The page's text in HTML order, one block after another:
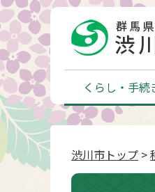
くらし・手続
渋川市トップ >